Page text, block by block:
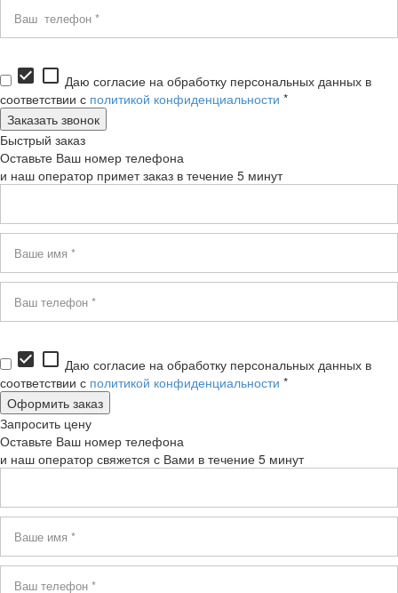
check_box check_box_outline_blank Даю согласие на обработку персональных данных в
соответствии с политикой конфиденциальности *
Быстрый заказ
Оставьте Ваш номер телефона
и наш оператор примет заказ в течение 5 минут
check_box check_box_outline_blank Даю согласие на обработку персональных данных в
соответствии с политикой конфиденциальности *
Запросить цену
Оставьте Ваш номер телефона
и наш оператор свяжется с Вами в течение 5 минут